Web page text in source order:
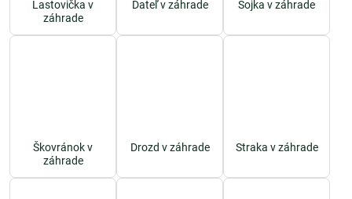
Lastovička v
záhrade
Ďateľ v záhrade Sojka v záhrade
Škovránok v
záhrade
Drozd v záhrade Straka v záhrade